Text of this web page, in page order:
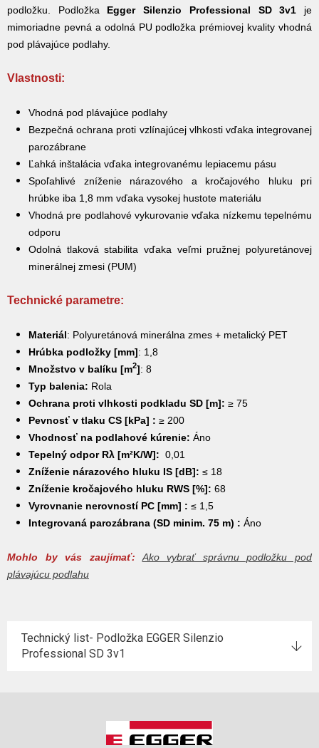
podložku. Podložka Egger Silenzio Professional SD 3v1 je
mimoriadne pevná a odolná PU podložka prémiovej kvality vhodná
pod plávajúce podlahy.
Vlastnosti:
Vhodná pod plávajúce podlahy
Bezpečná ochrana proti vzlínajúcej vlhkosti vďaka integrovanej
parozábrane
Ľahká inštalácia vďaka integrovanému lepiacemu pásu
Spoľahlivé zníženie nárazového a kročajového hluku pri
hrúbke iba 1,8 mm vďaka vysokej hustote materiálu
Vhodná pre podlahové vykurovanie vďaka nízkemu tepelnému
odporu
Odolná tlaková stabilita vďaka veľmi pružnej polyuretánovej
minerálnej zmesi (PUM)
Technické parametre:
Materiál: Polyuretánová minerálna zmes + metalický PET
Hrúbka podložky [mm]: 1,8
Množstvo v balíku [m2]: 8
Typ balenia: Rola
Ochrana proti vlhkosti podkladu SD [m]: ≥ 75
Pevnosť v tlaku CS [kPa] : ≥ 200
Vhodnosť na podlahové kúrenie: Áno
Tepelný odpor Rλ [m²K/W]: 0,01
Zníženie nárazového hluku IS [dB]: ≤ 18
Zníženie kročajového hluku RWS [%]: 68
Vyrovnanie nerovností PC [mm] : ≤ 1,5
Integrovaná parozábrana (SD minim. 75 m) : Áno
Mohlo by vás zaujímať:
Ako vybrať správnu podložku pod
plávajúcu podlahu
Technický list- Podložka EGGER Silenzio
Professional SD 3v1